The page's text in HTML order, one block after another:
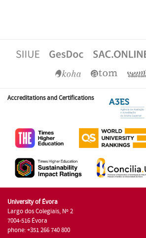
Accreditations and Certifications
University of Évora
Largo dos Colegiais, Nº 2
7004-516 Évora
phone: +351 266 740 800